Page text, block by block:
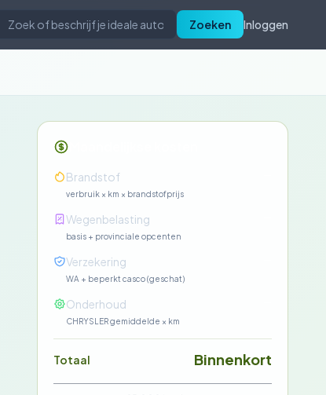
Zoeken Inloggen
Brandstof
verbruik × km × brandstofprijs
Wegenbelasting
basis + provinciale opcenten
Verzekering
WA + beperkt casco (geschat)
Onderhoud
CHRYSLER gemiddelde × km
Totaal Binnenkort